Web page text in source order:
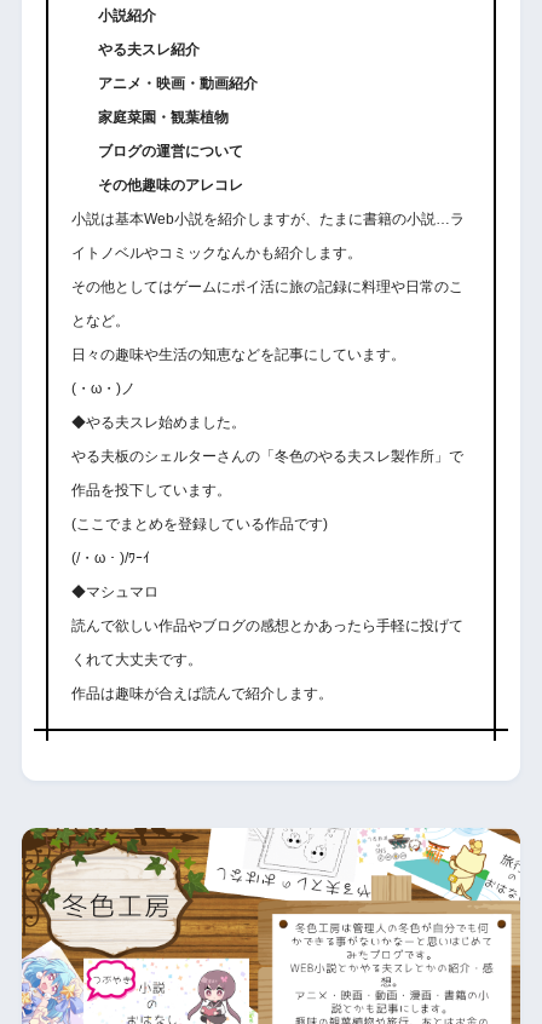
小説紹介
やる夫スレ紹介
アニメ・映画・動画紹介
家庭菜園・観葉植物
ブログの運営について
その他趣味のアレコレ
小説は基本Web小説を紹介しますが、たまに書籍の小説…ラ
イトノベルやコミックなんかも紹介します。
その他としてはゲームにポイ活に旅の記録に料理や日常のこ
となど。
日々の趣味や生活の知恵などを記事にしています。
(・ω・)ノ
◆やる夫スレ始めました。
やる夫板のシェルターさんの「冬色のやる夫スレ製作所」で
作品を投下しています。
(ここでまとめを登録している作品です)
(/・ω・)/ﾜｰｲ
◆マシュマロ
読んで欲しい作品やブログの感想とかあったら手軽に投げて
くれて大丈夫です。
作品は趣味が合えば読んで紹介します。